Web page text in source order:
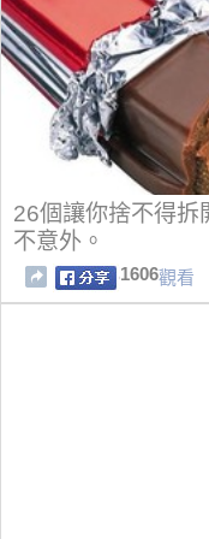
26個讓你捨不得拆
不意外。
1606觀看